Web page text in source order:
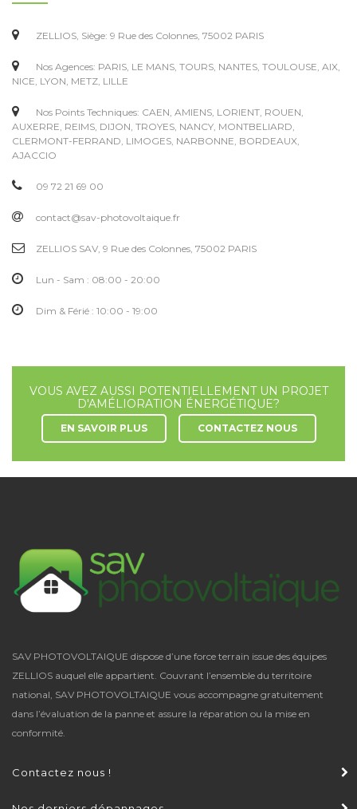
ZELLIOS, Siège: 9 Rue des Colonnes, 75002 PARIS
Nos Agences: PARIS, LE MANS, TOURS, NANTES, TOULOUSE, AIX,
NICE, LYON, METZ, LILLE
Nos Points Techniques: CAEN, AMIENS, LORIENT, ROUEN,
AUXERRE, REIMS, DIJON, TROYES, NANCY, MONTBELIARD,
CLERMONT-FERRAND, LIMOGES, NARBONNE, BORDEAUX,
AJACCIO
09 72 21 69 00
contact@sav-photovoltaique.fr
ZELLIOS SAV, 9 Rue des Colonnes, 75002 PARIS
Lun - Sam : 08:00 - 20:00
Dim & Férié : 10:00 - 19:00
VOUS AVEZ AUSSI POTENTIELLEMENT UN PROJET
D'AMÉLIORATION ÉNERGÉTIQUE?
EN SAVOIR PLUS CONTACTEZ NOUS
SAV PHOTOVOLTAIQUE dispose d’une force terrain issue des équipes
ZELLIOS auquel elle appartient. Couvrant l’ensemble du territoire
national, SAV PHOTOVOLTAIQUE vous accompagne gratuitement
dans l’évaluation de la panne et assure la réparation ou la mise en
conformité.
Contactez nous !